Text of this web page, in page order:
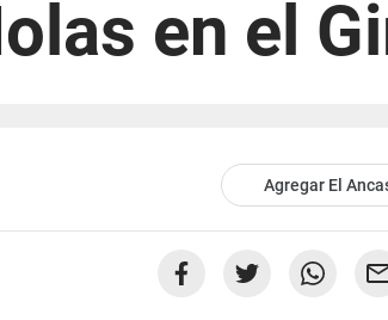
en el
Agregar El